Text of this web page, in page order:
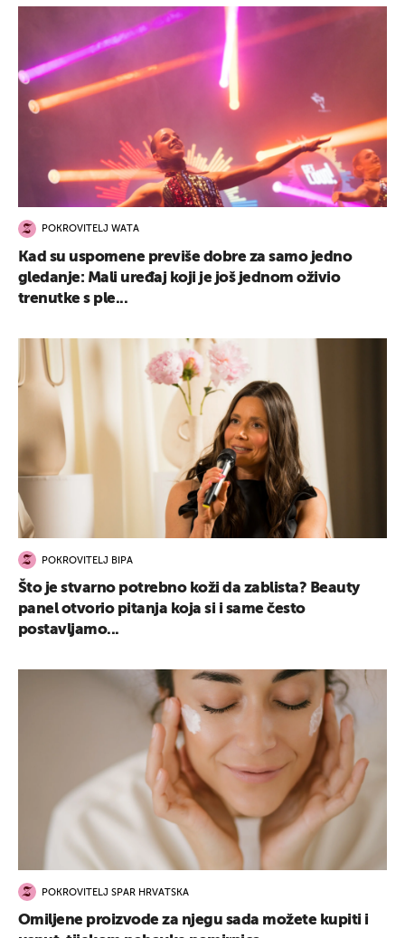
POKROVITELJ WATA
Kad su uspomene previše dobre za samo jedno
gledanje: Mali uređaj koji je još jednom oživio
trenutke s ple...
POKROVITELJ BIPA
Što je stvarno potrebno koži da zablista? Beauty
panel otvorio pitanja koja si i same često
postavljamo...
POKROVITELJ SPAR HRVATSKA
Omiljene proizvode za njegu sada možete kupiti i